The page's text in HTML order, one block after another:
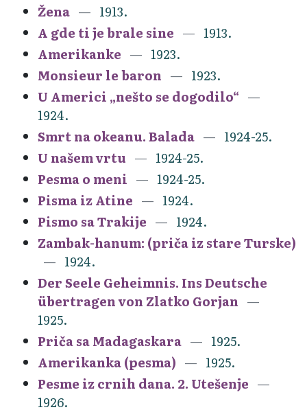
Žena
1913.
A gde ti je brale sine
1913.
Amerikanke
1923.
Monsieur le baron
1923.
U Americi „nešto se dogodilo“
1924.
Smrt na okeanu. Balada
1924-25.
U našem vrtu
1924-25.
Pesma o meni
1924-25.
Pisma iz Atine
1924.
Pismo sa Trakije
1924.
Zambak-hanum: (priča iz stare Turske)
1924.
Der Seele Geheimnis. Ins Deutsche
übertragen von Zlatko Gorjan
1925.
Priča sa Madagaskara
1925.
Amerikanka (pesma)
1925.
Pesme iz crnih dana. 2. Utešenje
1926.